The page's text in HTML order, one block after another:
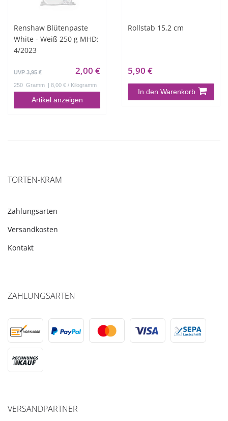
Renshaw Blütenpaste
White - Weiß 250 g MHD:
4/2023
UVP 3,95 € 2,00 €
250 Gramm | 8,00 € / Kilogramm
Artikel anzeigen
Rollstab 15,2 cm
5,90 €
In den Warenkorb
TORTEN-KRAM
Zahlungsarten
Versandkosten
Kontakt
ZAHLUNGSARTEN
VERSANDPARTNER